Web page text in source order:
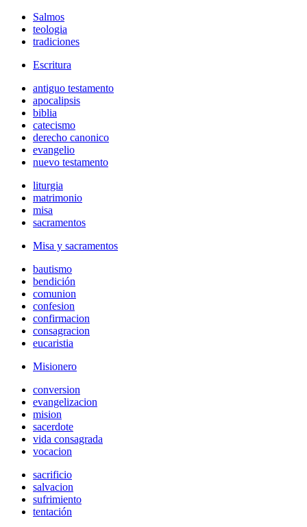
Salmos
teologia
tradiciones
Escritura
antiguo testamento
apocalipsis
biblia
catecismo
derecho canonico
evangelio
nuevo testamento
liturgia
matrimonio
misa
sacramentos
Misa y sacramentos
bautismo
bendición
comunion
confesion
confirmacion
consagracion
eucaristia
Misionero
conversion
evangelizacion
mision
sacerdote
vida consagrada
vocacion
sacrificio
salvacion
sufrimiento
tentación